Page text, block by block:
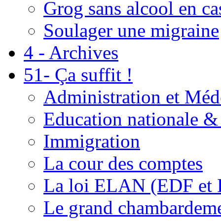
Grog sans alcool en
Soulager une migraine
4 - Archives
51- Ça suffit !
Administration et
Education nationale
Immigration
La cour des comptes
La loi ELAN (EDF et
Le grand